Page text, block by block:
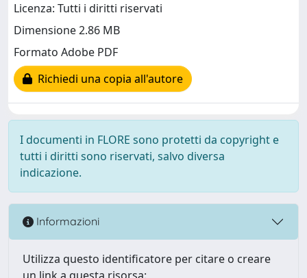
Licenza: Tutti i diritti riservati
Dimensione 2.86 MB
Formato Adobe PDF
Richiedi una copia all'autore
I documenti in FLORE sono protetti da copyright e
tutti i diritti sono riservati, salvo diversa
indicazione.
Informazioni
Utilizza questo identificatore per citare o creare